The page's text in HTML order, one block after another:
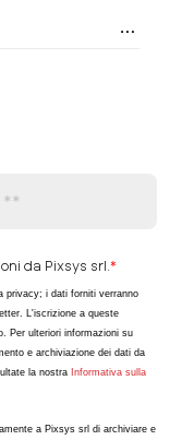
da Pixsys srl. *
privacy; i dati forniti verranno
L'iscrizione a queste
Per ulteriori informazioni su
e archiviazione dei dati da
la nostra Informativa sulla
a Pixsys srl di archiviare e